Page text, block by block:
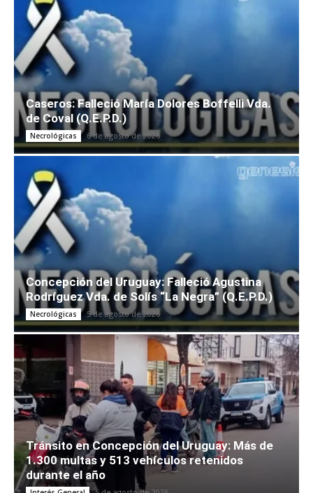
Caseros: Falleció María Dolores Boffelli Vda.
de Coval (Q.E.P.D.)
Necrológicas 6 de agosto de 2026
Concepción del Uruguay: Falleció Agustina
Rodríguez Vda. de Solís “La Negra” (Q.E.P.D.)
Necrológicas 5 de agosto de 2026
Tránsito en Concepción del Uruguay: Más de
1.300 multas y 513 vehículos retenidos
durante el año